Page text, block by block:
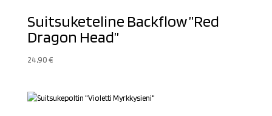
Suitsuketeline Backflow ”Red
Dragon Head”
24,90€